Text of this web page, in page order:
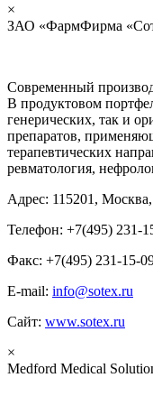
×
ЗАО «ФармФирма
Современный
В продуктовом
генерических, так и
препаратов,
терапевтических
ревматология,
Адрес: 115201,
Телефон: +7(495) 231-
Факс: +7(495) 231-15-
E-mail: info@sotex.ru
Сайт: www.sotex.ru
×
Medford Medical